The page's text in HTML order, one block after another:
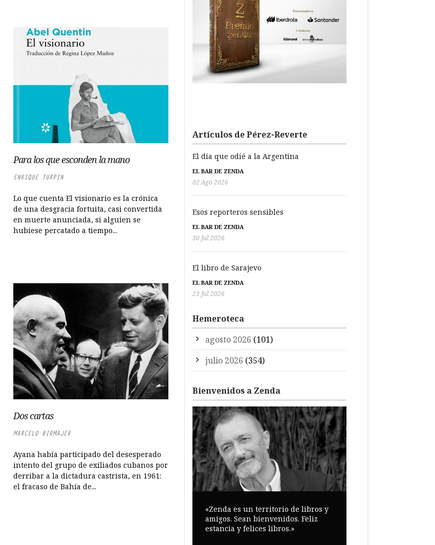
Para los que esconden la mano
ENRIQUE TURPIN
Lo que cuenta El visionario es la crónica
de una desgracia fortuita, casi convertida
en muerte anunciada, si alguien se
hubiese percatado a tiempo...
Dos cartas
MARCELO BIRMAJER
Ayana había participado del desesperado
intento del grupo de exiliados cubanos por
derribar a la dictadura castrista, en 1961:
el fracaso de Bahía de...
Artículos de Pérez-Reverte
El día que odié a la Argentina
EL BAR DE ZENDA
02 Ago 2026
Esos reporteros sensibles
EL BAR DE ZENDA
30 Jul 2026
El libro de Sarajevo
EL BAR DE ZENDA
23 Jul 2026
Hemeroteca
agosto 2026 (101)
julio 2026 (354)
Bienvenidos a Zenda
«Zenda es un territorio de libros y
amigos. Sean bienvenidos. Feliz
estancia y felices libros.»